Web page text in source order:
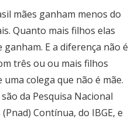
mães ganham menos do
Quanto mais filhos elas
E a diferença não é
três ou ou mais filhos
colega que não é mãe.
da Pesquisa Nacional
Contínua, do IBGE, e